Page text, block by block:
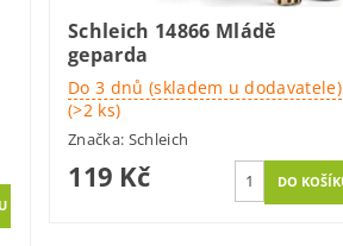
Schleich 14866 Mládě
geparda
Do 3 dnů (skladem u dodavatele)
(>2 ks)
Značka: Schleich
119 Kč